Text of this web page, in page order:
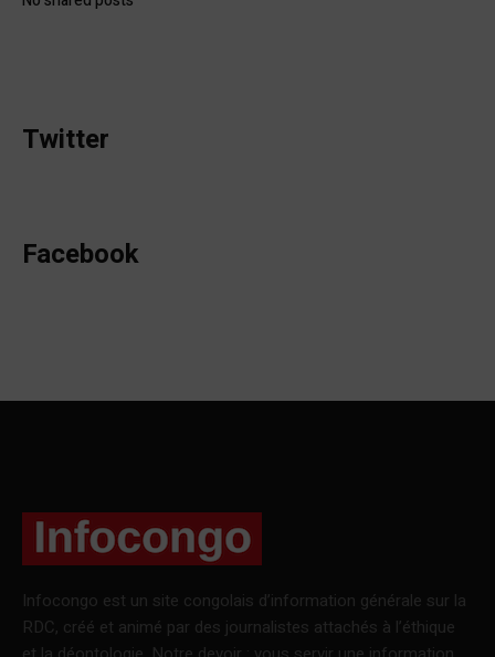
Twitter
Facebook
Infocongo est un site congolais d’information générale sur la
RDC, créé et animé par des journalistes attachés à l’éthique